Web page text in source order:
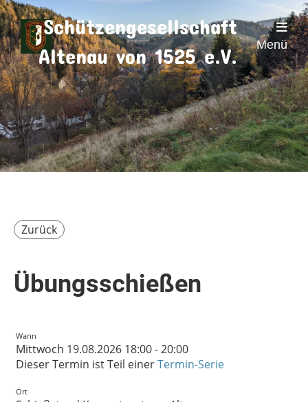
Schützengesellschaft
Altenau von 1525 e.V.
Menü
Zurück
Übungsschießen
Wann
Mittwoch 19.08.2026 18:00 - 20:00
Dieser Termin ist Teil einerTermin-Serie
Ort